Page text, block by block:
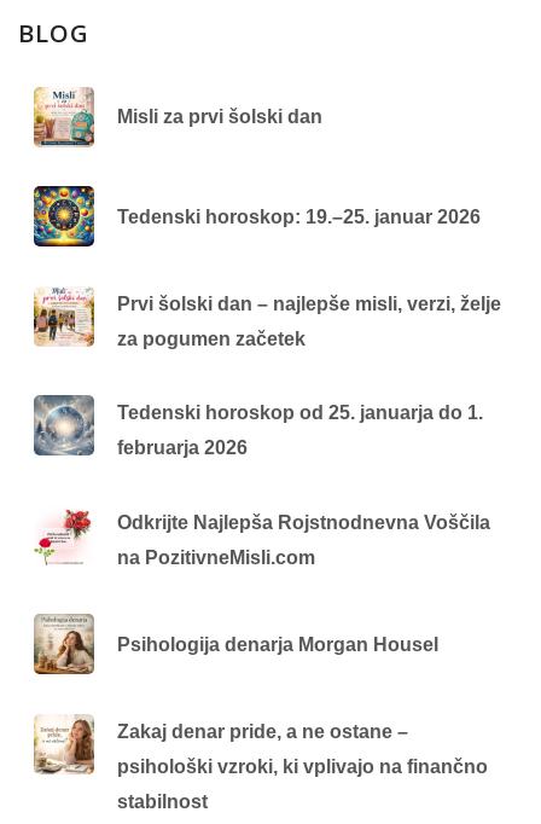
BLOG
Misli za prvi šolski dan
Tedenski horoskop: 19.–25. januar 2026
Prvi šolski dan – najlepše misli, verzi, želje
za pogumen začetek
Tedenski horoskop od 25. januarja do 1.
februarja 2026
Odkrijte Najlepša Rojstnodnevna Voščila
na PozitivneMisli.com
Psihologija denarja Morgan Housel
Zakaj denar pride, a ne ostane –
psihološki vzroki, ki vplivajo na finančno
stabilnost